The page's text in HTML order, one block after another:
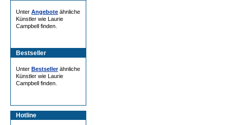
Unter Angebote ähnliche
Künstler wie Laurie
Campbell finden.
Bestseller
Unter Bestsellerähnliche
Künstler wie Laurie
Campbell finden.
Hotline